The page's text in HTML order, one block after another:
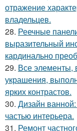
отражение
владельцев.
28. Реечные
выразительный
кардинально
29. Все элементы,
украшения,
ярких контрастов.
30. Дизайн
частью интерьера.
31. Ремонт